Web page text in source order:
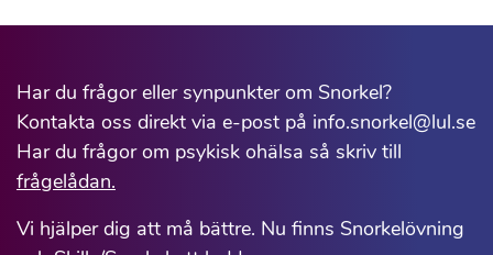
Har du frågor eller synpunkter om Snorkel?
Kontakta oss direkt via e-post på info.snorkel@lul.se
Har du frågor om psykisk ohälsa så skriv till
frågelådan.
Vi hjälper dig att må bättre. Nu finns Snorkelövning